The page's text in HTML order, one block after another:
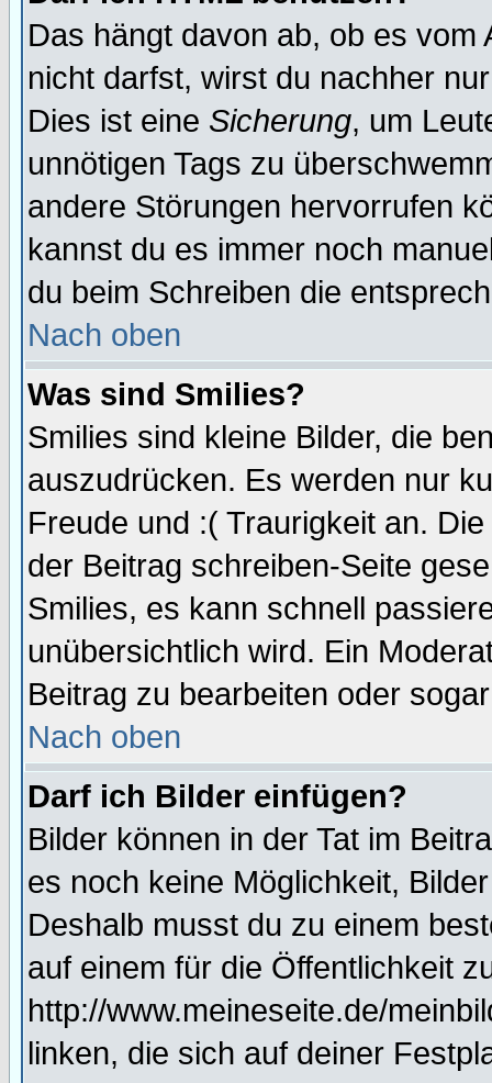
Das hängt davon ab, ob es
nicht darfst, wirst du nachher
Dies ist eine Sicherung, um
unnötigen Tags zu
andere Störungen hervorrufen
kannst du es immer noch
du beim Schreiben die
Nach oben
Was sind Smilies?
Smilies sind kleine Bilder, die
auszudrücken. Es werden nur
Freude und :( Traurigkeit an.
der Beitrag schreiben-Seite
Smilies, es kann schnell
unübersichtlich wird. Ein
Beitrag zu bearbeiten oder
Nach oben
Darf ich Bilder einfügen?
Bilder können in der Tat im
es noch keine Möglichkeit,
Deshalb musst du zu einem
auf einem für die Öffentlichkeit
http://www.meineseite.de/
linken, die sich auf deiner